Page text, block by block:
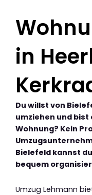
in
Du willst von
umziehen und bist
Wohnung? Kein
Bielefeld kannst
bequem
Umzug Lehmann